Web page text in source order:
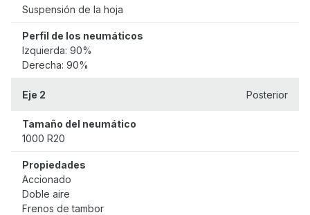
Suspensión de la hoja
Perfil de los neumáticos
Izquierda: 90%
Derecha: 90%
Eje 2 Posterior
Tamaño del neumático
1000 R20
Propiedades
Accionado
Doble aire
Frenos de tambor